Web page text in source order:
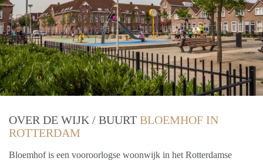
OVER DE WIJK / BUURT BLOEMHOF IN
ROTTERDAM
Bloemhof is een vooroorlogse woonwijk in het Rotterdamse